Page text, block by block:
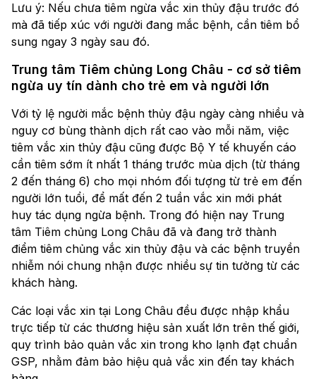
Lưu ý: Nếu chưa tiêm ngừa vắc xin thủy đậu trước đó
mà đã tiếp xúc với người đang mắc bệnh, cần tiêm bổ
sung ngay 3 ngày sau đó.
Trung tâm Tiêm chủng Long Châu - cơ sở tiêm
ngừa uy tín dành cho trẻ em và người lớn
Với tỷ lệ người mắc bệnh thủy đậu ngày càng nhiều và
nguy cơ bùng thành dịch rất cao vào mỗi năm, việc
tiêm vắc xin thủy đậu cũng được Bộ Y tế khuyến cáo
cần tiêm sớm ít nhất 1 tháng trước mùa dịch (từ tháng
2 đến tháng 6) cho mọi nhóm đối tượng từ trẻ em đến
người lớn tuổi, để mất đến 2 tuần vắc xin mới phát
huy tác dụng ngừa bệnh. Trong đó hiện nay Trung
tâm Tiêm chủng Long Châu đã và đang trở thành
điểm tiêm chủng vắc xin thủy đậu và các bệnh truyền
nhiễm nói chung nhận được nhiều sự tin tưởng từ các
khách hàng.
Các loại vắc xin tại Long Châu đều được nhập khẩu
trực tiếp từ các thương hiệu sản xuất lớn trên thế giới,
quy trình bảo quản vắc xin trong kho lạnh đạt chuẩn
GSP, nhằm đảm bảo hiệu quả vắc xin đến tay khách